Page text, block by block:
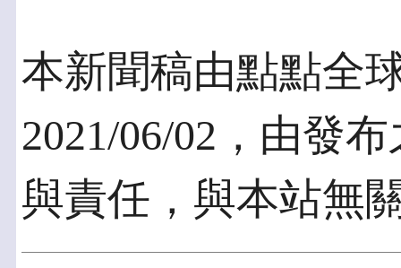
本新聞稿由點點全
2021/06/02，由發
與責任，與本站無